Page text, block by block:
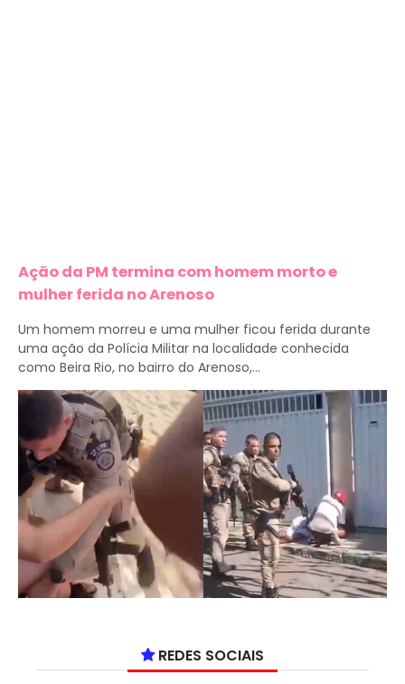
Ação da PM termina com homem morto e
mulher ferida no Arenoso
Um homem morreu e uma mulher ficou ferida durante
uma ação da Polícia Militar na localidade conhecida
como Beira Rio, no bairro do Arenoso,...
REDES SOCIAIS